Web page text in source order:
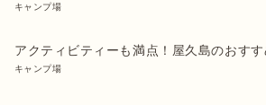
キャンプ場
アクティビティーも満点！屋久島のおす
キャンプ場